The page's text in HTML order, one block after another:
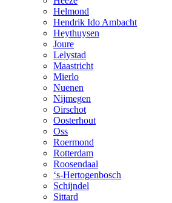
Helmond
Hendrik Ido Ambacht
Heythuysen
Joure
Lelystad
Maastricht
Mierlo
Nuenen
Nijmegen
Oirschot
Oosterhout
Oss
Roermond
Rotterdam
Roosendaal
‘s-Hertogenbosch
Schijndel
Sittard